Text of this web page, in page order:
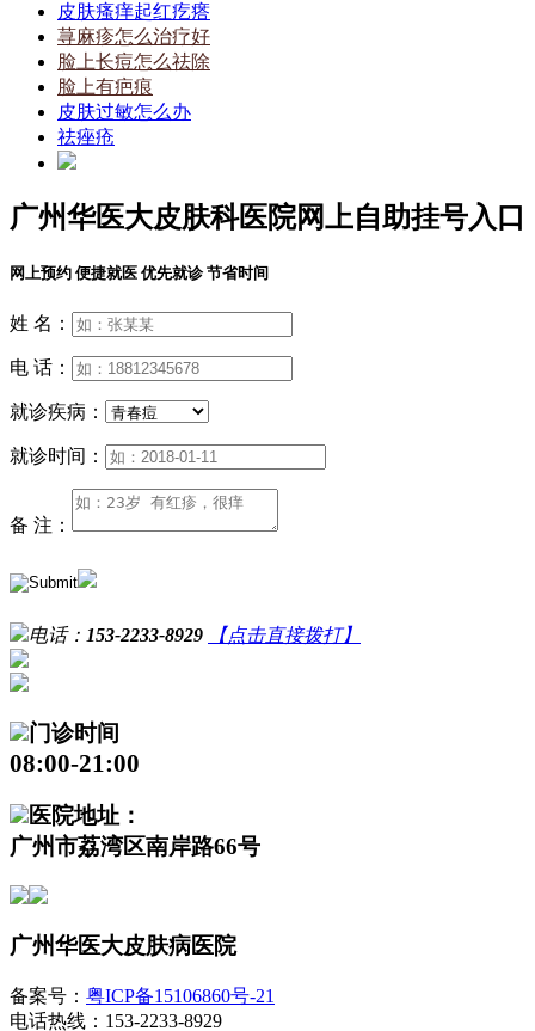
皮肤瘙痒起红疙瘩
荨麻疹怎么治疗好
脸上长痘怎么祛除
脸上有疤痕
皮肤过敏怎么办
祛痤疮
广州华医大皮肤科医院网上自助挂号入口
网上预约 便捷就医 优先就诊 节省时间
姓 名：
电 话：
就诊疾病：
就诊时间：
备 注：
电话： 153-2233-8929 【点击直接拨打】
门诊时间
08:00-21:00
医院地址：
广州市荔湾区南岸路66号
广州华医大皮肤病医院
备案号： 粤ICP备15106860号-21
电话热线：153-2233-8929